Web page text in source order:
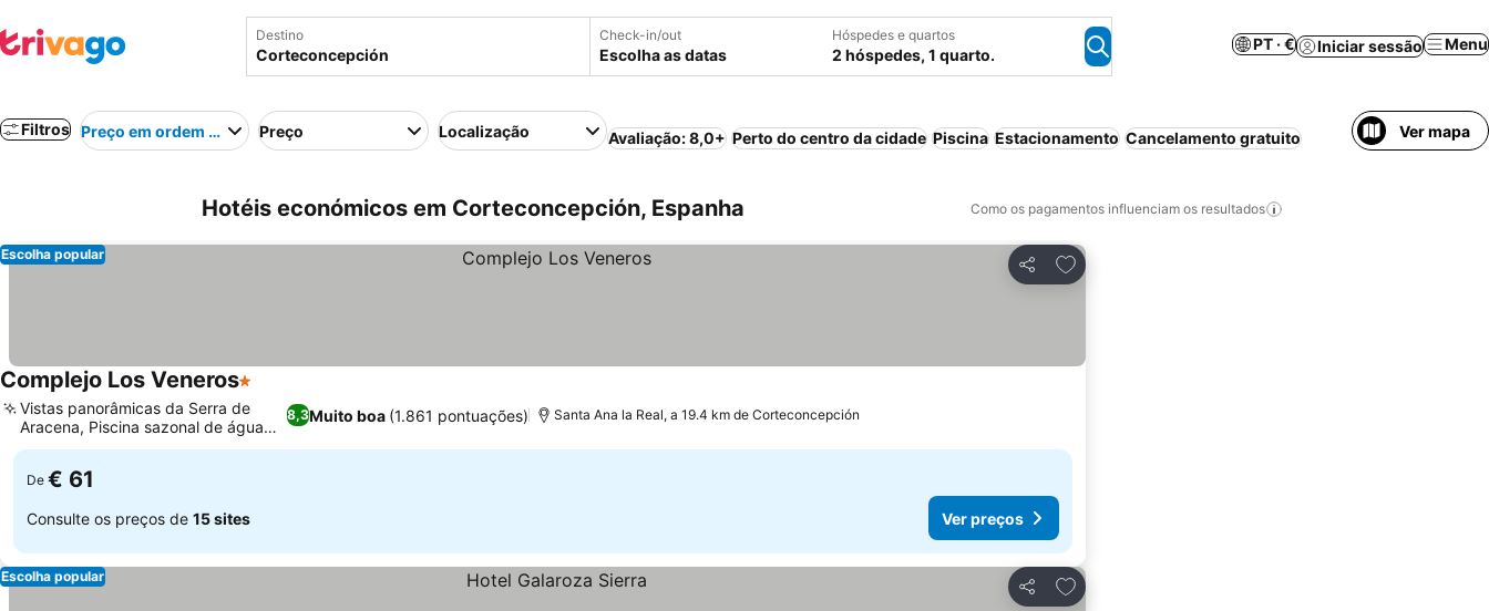
Destino Check-in/out
Escolha as datas
Hóspedes e quartos
2 hóspedes, 1 quarto.
PT · € Iniciar sessão Menu
Filtros Preço em ordem crescentePreço Localização Avaliação: 8,0+ Perto do centro da cidade Piscina Estacionamento Cancelamento gratuito Ver mapa
Hotéis económicos em Corteconcepción, Espanha Como os pagamentos influenciam os resultados
Partilhar
Adicionar aos favoritos
Escolha popular
Complejo Los Veneros1 Estrelas
8,3Muito boa (1.861 pontuações)
Vistas panorâmicas da Serra de
Aracena, Piscina sazonal de água
salgada
Santa Ana la Real, a 19.4 km de Corteconcepción
De € 61
Consulte os preços de 15 sites Ver preços
Partilhar
Adicionar aos favoritos
Escolha popular